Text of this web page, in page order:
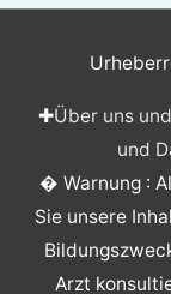
✚Über uns
und
� Warnung :
Sie unsere
Arzt